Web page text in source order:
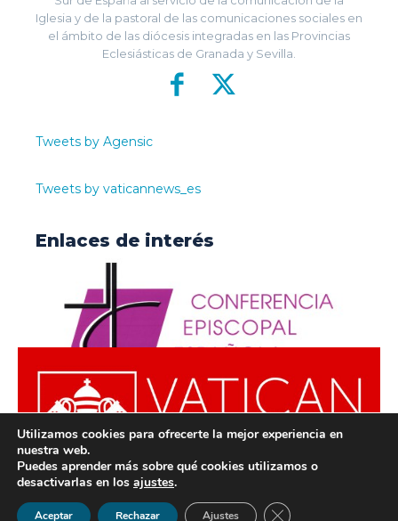
Iglesia y de la pastoral de las comunicaciones sociales en
el ámbito de las diócesis integradas en las Provincias
Eclesiásticas de Granada y Sevilla.
Tweets by Agensic
Tweets by vaticannews_es
Enlaces de interés
© ODISUR | Todos los derechos reservados |Política de
Utilizamos cookies para ofrecerte la mejor experiencia en
nuestra web.
Puedes aprender más sobre qué cookies utilizamos o
desactivarlas en los ajustes.
Aceptar Rechazar Ajustes Cerrar el banner de